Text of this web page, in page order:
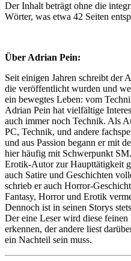
Der Inhalt beträgt ohne die
Wörter, was etwa 42 Seiten
Über Adrian Pein:
Seit einigen Jahren schreibt der
die veröffentlicht wurden und
ein bewegtes Leben: vom
Adrian Pein hat vielfältige
auch immer noch Technik. Als
PC, Technik, und andere
und aus Passion begann er mit
hier häufig mit Schwerpunkt
Erotik-Autor zur Haupttätigkeit
auch Satire und Geschichten
schrieb er auch Horror-
Fantasy, Horror und Erotik
Dennoch ist in seinen Storys
Der eine Leser wird diese
erkennen, der andere liest
ein Nachteil sein muss.